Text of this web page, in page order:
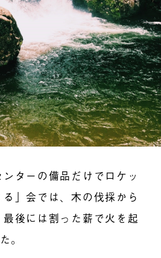
ターの備品だけでロケッ
」会では、木の伐採から
後には割った薪で火を起
。